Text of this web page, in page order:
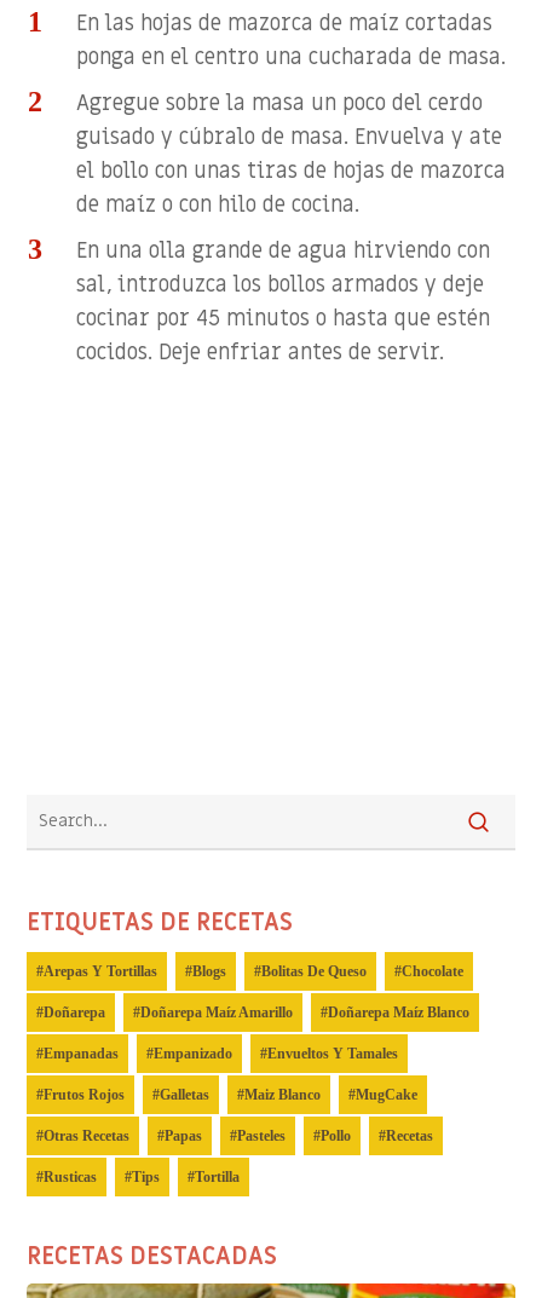
En las hojas de mazorca de maíz cortadas
ponga en el centro una cucharada de masa.
Agregue sobre la masa un poco del cerdo
guisado y cúbralo de masa. Envuelva y ate
el bollo con unas tiras de hojas de mazorca
de maíz o con hilo de cocina.
En una olla grande de agua hirviendo con
sal, introduzca los bollos armados y deje
cocinar por 45 minutos o hasta que estén
cocidos. Deje enfriar antes de servir.
ETIQUETAS DE RECETAS
Arepas Y Tortillas Blogs Bolitas De Queso Chocolate
Doñarepa Doñarepa Maíz Amarillo Doñarepa Maíz Blanco
Empanadas Empanizado Envueltos Y Tamales
Frutos Rojos Galletas Maiz Blanco MugCake
Otras Recetas Papas Pasteles Pollo Recetas
Rusticas Tips Tortilla
RECETAS DESTACADAS